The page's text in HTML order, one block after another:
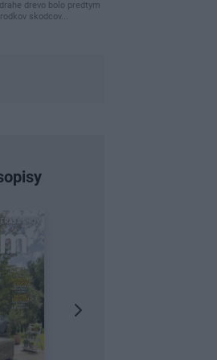
drevo bolo predtym
skodcov...